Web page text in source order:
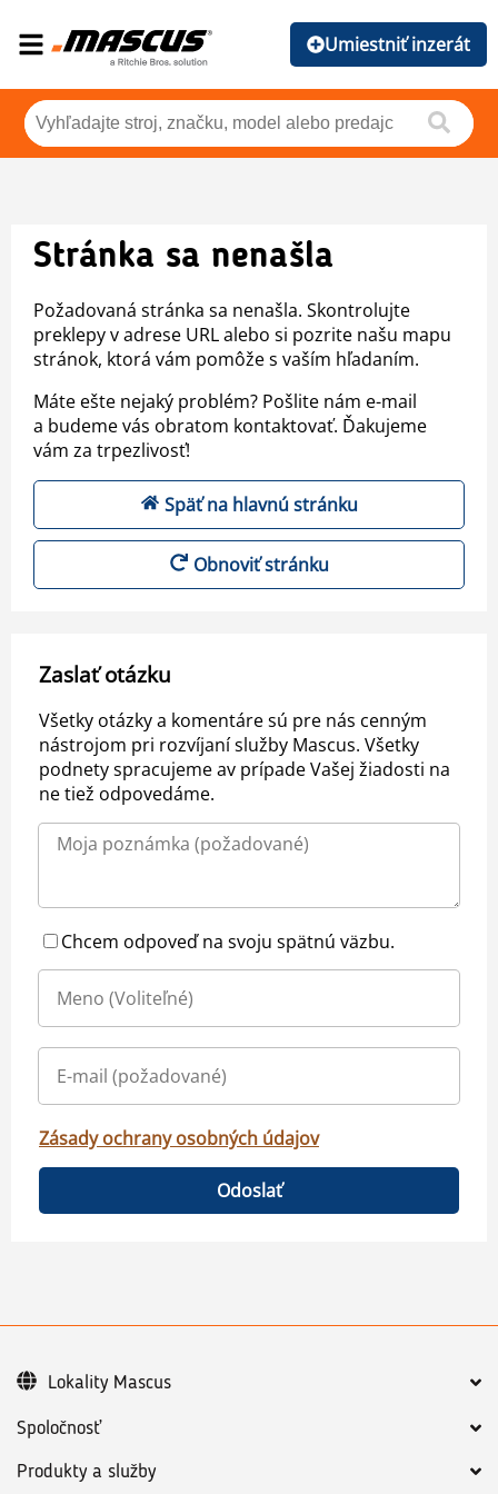
Umiestniť inzerát
Stránka sa nenašla
Požadovaná stránka sa nenašla. Skontrolujte
preklepy v adrese URL alebo si pozrite našu mapu
stránok, ktorá vám pomôže s vaším hľadaním.
Máte ešte nejaký problém? Pošlite nám e-mail
a budeme vás obratom kontaktovať. Ďakujeme
vám za trpezlivosť!
Späť na hlavnú stránku
Obnoviť stránku
Zaslať otázku
Všetky otázky a komentáre sú pre nás cenným
nástrojom pri rozvíjaní služby Mascus. Všetky
podnety spracujeme av prípade Vašej žiadosti na
ne tiež odpovedáme.
Chcem odpoveď na svoju spätnú väzbu.
Zásady ochrany osobných údajov
Odoslať
Spoločnosť
Produkty a služby
Lokality Mascus